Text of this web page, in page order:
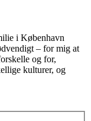
i København
– for mig at
og for,
kulturer, og